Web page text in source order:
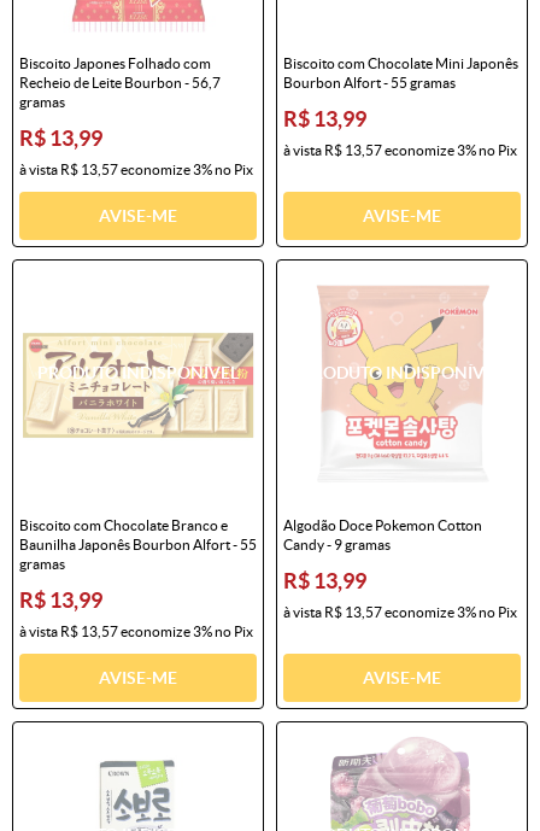
Biscoito Japones Folhado com
Recheio de Leite Bourbon - 56,7
gramas
R$ 13,99
à vista R$ 13,57economize3%no Pix
AVISE-ME
Biscoito com Chocolate Mini Japonês
Bourbon Alfort - 55 gramas
R$ 13,99
à vista R$ 13,57economize3%no Pix
AVISE-ME
Biscoito com Chocolate Branco e
Baunilha Japonês Bourbon Alfort - 55
gramas
R$ 13,99
à vista R$ 13,57economize3%no Pix
AVISE-ME
Algodão Doce Pokemon Cotton
Candy - 9 gramas
R$ 13,99
à vista R$ 13,57economize3%no Pix
AVISE-ME